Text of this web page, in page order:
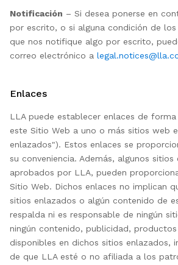
Notificación – Si desea ponerse en
por escrito, o si alguna condición de los
que nos notifique algo por escrito,
correo electrónico a
Enlaces
LLA puede establecer enlaces de
este Sitio Web a uno o más sitios web
enlazados"). Estos enlaces se
su conveniencia. Además, algunos sitios
aprobados por LLA, pueden
Sitio Web. Dichos enlaces no implican
sitios enlazados o algún contenido de
respalda ni es responsable de ningún
ningún contenido, publicidad,
disponibles en dichos sitios enlazados,
de que LLA esté o no afiliada a los